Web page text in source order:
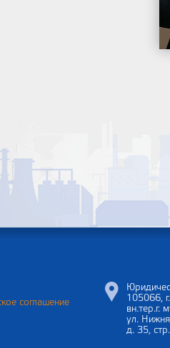
соглашение
105066,
вн.тер.г.
ул.
д. 35,